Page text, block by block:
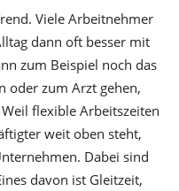
Viele Arbeitnehmer
dann oft besser mit
zum Beispiel noch das
oder zum Arzt gehen,
flexible Arbeitszeiten
weit oben steht,
Dabei sind
davon ist Gleitzeit,